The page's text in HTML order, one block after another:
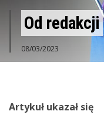
Od redakcji
08/03/2023
Artykuł ukazał się